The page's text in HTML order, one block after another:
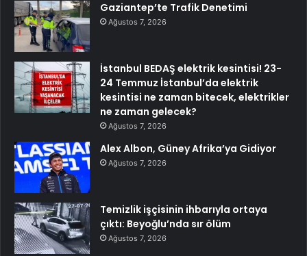
Gaziantep’te Trafik Denetimi
Ağustos 7, 2026
İstanbul BEDAŞ elektrik kesintisi! 23-
24 Temmuz İstanbul’da elektrik
kesintisi ne zaman bitecek, elektrikler
ne zaman gelecek?
Ağustos 7, 2026
Alex Albon, Güney Afrika’ya Gidiyor
Ağustos 7, 2026
Temizlik işçisinin ihbarıyla ortaya
çıktı: Beyoğlu’nda sır ölüm
Ağustos 7, 2026